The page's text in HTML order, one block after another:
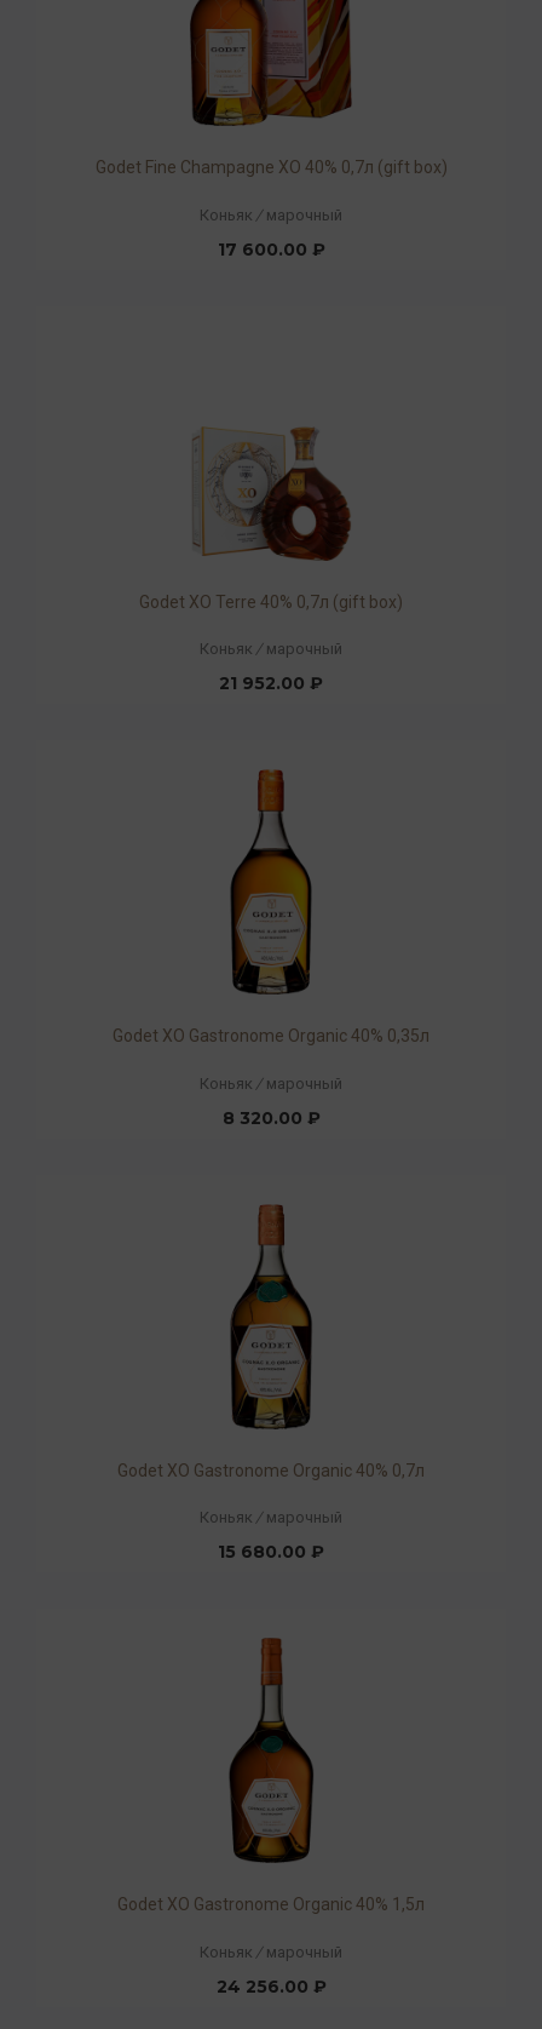
Godet Fine Champagne ХO 40% 0,7л (gift box)
Коньяк / марочный
17 600.00 ₽
Godet XO Terre 40% 0,7л (gift box)
Коньяк / марочный
21 952.00 ₽
Godet ХO Gastronome Organic 40% 0,35л
Коньяк / марочный
8 320.00 ₽
Godet ХO Gastronome Organic 40% 0,7л
Коньяк / марочный
15 680.00 ₽
Godet ХO Gastronome Organic 40% 1,5л
Коньяк / марочный
24 256.00 ₽